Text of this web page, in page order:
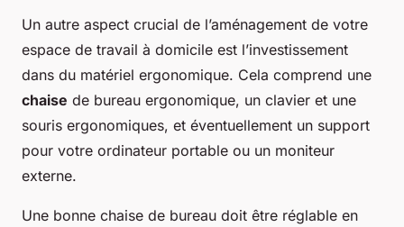
Un autre aspect crucial de l’aménagement de votre
espace de travail à domicile est l’investissement
dans du matériel ergonomique. Cela comprend une
chaise de bureau ergonomique, un clavier et une
souris ergonomiques, et éventuellement un support
pour votre ordinateur portable ou un moniteur
externe.
Une bonne chaise de bureau doit être réglable en